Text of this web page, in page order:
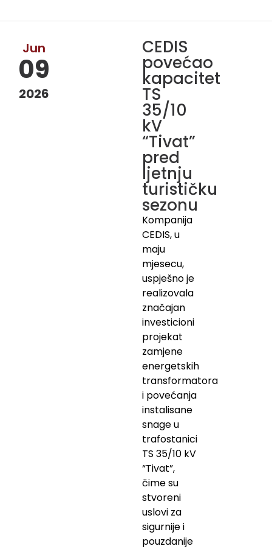
Jun
09
2026
CEDIS
povećao
kapacitet
TS
35/10
kV
“Tivat”
pred
ljetnju
turističku
sezonu
Kompanija
CEDIS, u
maju
mjesecu,
uspješno je
realizovala
značajan
investicioni
projekat
zamjene
energetskih
transformatora
i povećanja
instalisane
snage u
trafostanici
TS 35/10 kV
“Tivat”,
čime su
stvoreni
uslovi za
sigurnije i
pouzdanije